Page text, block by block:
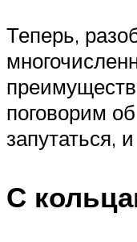
Теперь,
поговорим
запутаться,
С